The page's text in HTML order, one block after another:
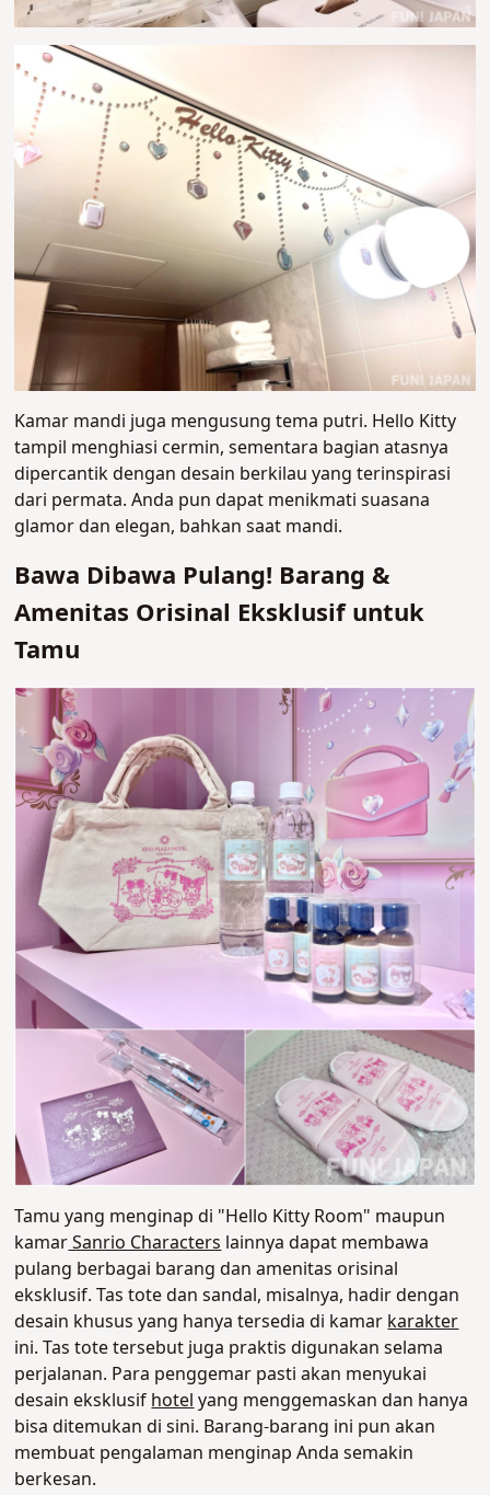
Kamar mandi juga mengusung tema putri. Hello Kitty
tampil menghiasi cermin, sementara bagian atasnya
dipercantik dengan desain berkilau yang terinspirasi
dari permata. Anda pun dapat menikmati suasana
glamor dan elegan, bahkan saat mandi.
Bawa Dibawa Pulang! Barang &
Amenitas Orisinal Eksklusif untuk
Tamu
Tamu yang menginap di "Hello Kitty Room" maupun
kamarSanrio Characterslainnya dapat membawa
pulang berbagai barang dan amenitas orisinal
eksklusif. Tas tote dan sandal, misalnya, hadir dengan
desain khusus yang hanya tersedia di kamarkarakter
ini. Tas tote tersebut juga praktis digunakan selama
perjalanan. Para penggemar pasti akan menyukai
desain eksklusifhotelyang menggemaskan dan hanya
bisa ditemukan di sini. Barang-barang ini pun akan
membuat pengalaman menginap Anda semakin
berkesan.